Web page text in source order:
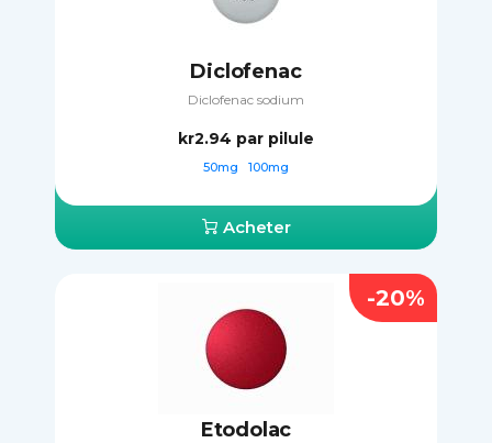
Diclofenac
Diclofenac sodium
kr2.94 par pilule
50mg 100mg
Acheter
Etodolac
-20%